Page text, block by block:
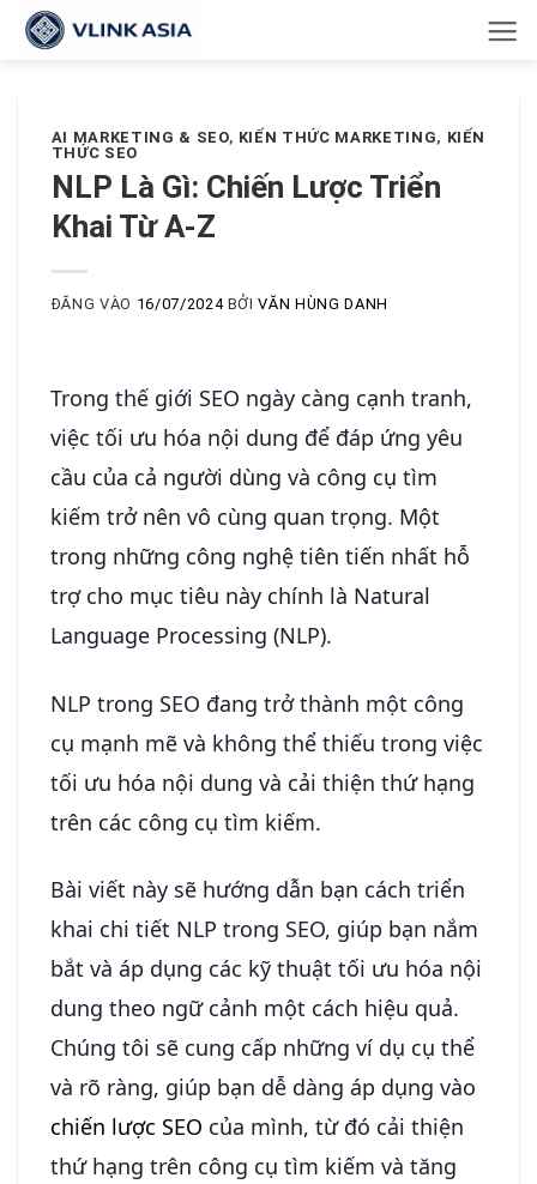
Bỏ
qua
AI MARKETING & SEO, KIẾN THỨC MARKETING, KIẾN
THỨC SEO
NLP Là Gì: Chiến Lược Triển
Khai Từ A-Z
ĐĂNG VÀO 16/07/2024 BỞIVĂN HÙNG DANH
Trong thế giới SEO ngày càng cạnh tranh,
việc tối ưu hóa nội dung để đáp ứng yêu
cầu của cả người dùng và công cụ tìm
kiếm trở nên vô cùng quan trọng. Một
trong những công nghệ tiên tiến nhất hỗ
trợ cho mục tiêu này chính là Natural
Language Processing (NLP).
NLP trong SEO đang trở thành một công
cụ mạnh mẽ và không thể thiếu trong việc
tối ưu hóa nội dung và cải thiện thứ hạng
trên các công cụ tìm kiếm.
Bài viết này sẽ hướng dẫn bạn cách triển
khai chi tiết NLP trong SEO, giúp bạn nắm
bắt và áp dụng các kỹ thuật tối ưu hóa nội
dung theo ngữ cảnh một cách hiệu quả.
Chúng tôi sẽ cung cấp những ví dụ cụ thể
và rõ ràng, giúp bạn dễ dàng áp dụng vào
chiến lược SEO của mình, từ đó cải thiện
thứ hạng trên công cụ tìm kiếm và tăng